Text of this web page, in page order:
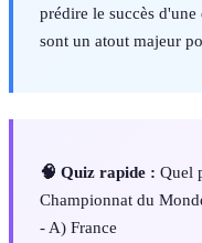
prédire le succès
sont un atout majeur
🧠 Quiz rapide : Quel
Championnat du
- A) France